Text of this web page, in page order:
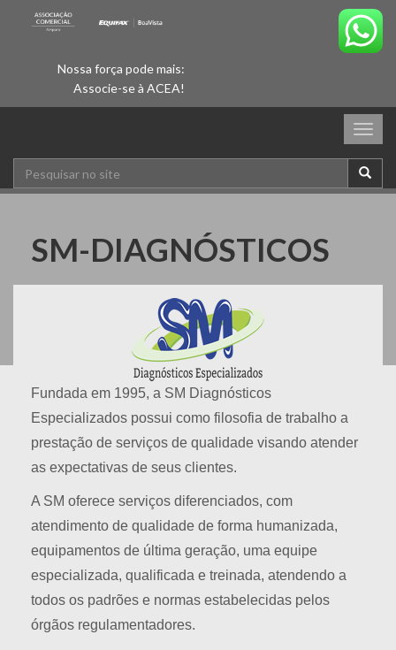
Nossa força pode mais:
Associe-se à ACEA!
SM-DIAGNÓSTICOS
Fundada em 1995, a SM Diagnósticos
Especializados possui como filosofia de trabalho a
prestação de serviços de qualidade visando atender
as expectativas de seus clientes.
A SM oferece serviços diferenciados, com
atendimento de qualidade de forma humanizada,
equipamentos de última geração, uma equipe
especializada, qualificada e treinada, atendendo a
todos os padrões e normas estabelecidas pelos
órgãos regulamentadores.